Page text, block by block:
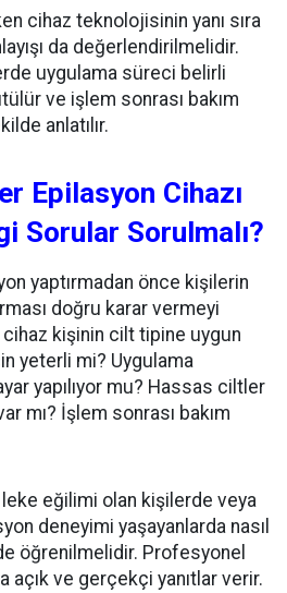
cihaz teknolojisinin yanı sıra
da değerlendirilmelidir.
uygulama süreci belirli
ve işlem sonrası bakım
anlatılır.
Epilasyon Cihazı
Sorular Sorulmalı?
yaptırmadan önce kişilerin
doğru karar vermeyi
cihaz kişinin cilt tipine uygun
yeterli mi? Uygulama
yapılıyor mu? Hassas ciltler
mı? İşlem sonrası bakım
eğilimi olan kişilerde veya
deneyimi yaşayanlarda nasıl
öğrenilmelidir. Profesyonel
açık ve gerçekçi yanıtlar verir.